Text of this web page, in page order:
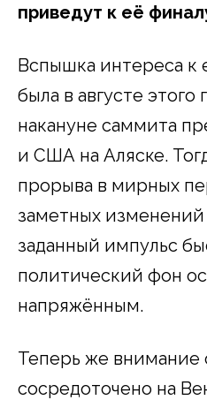
приведут к её
Вспышка интереса к
была в августе этого
накануне саммита
и США на Аляске.
прорыва в мирных
заметных
заданный импульс
политический фон
напряжённым.
Теперь же внимание
сосредоточено на